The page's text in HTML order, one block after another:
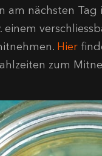
am nächsten Tag
einem
Hier
zum